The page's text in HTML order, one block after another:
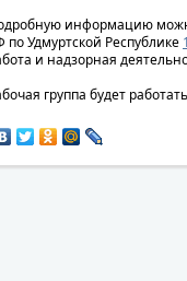
информацию
по Удмуртской Республике
и надзорная
группа будет